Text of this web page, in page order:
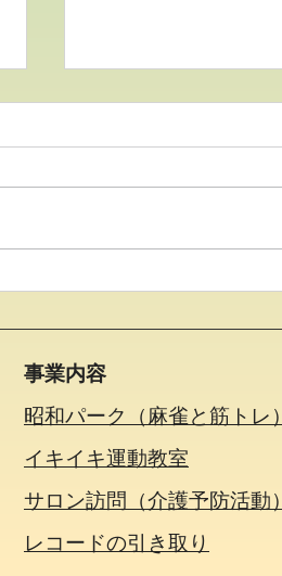
事業内容
昭和パーク（麻雀と筋トレ）
イキイキ運動教室
サロン訪問（介護予防活動）
​レコードの引き取り